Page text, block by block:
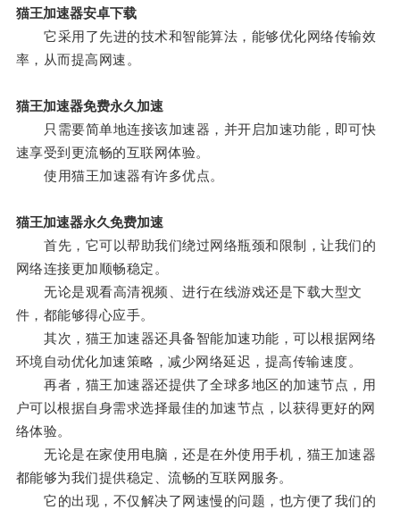
猫王加速器安卓下载
它采用了先进的技术和智能算法，能够优化网络传输效
率，从而提高网速。
猫王加速器免费永久加速
只需要简单地连接该加速器，并开启加速功能，即可快
速享受到更流畅的互联网体验。
使用猫王加速器有许多优点。
猫王加速器永久免费加速
首先，它可以帮助我们绕过网络瓶颈和限制，让我们的
网络连接更加顺畅稳定。
无论是观看高清视频、进行在线游戏还是下载大型文
件，都能够得心应手。
其次，猫王加速器还具备智能加速功能，可以根据网络
环境自动优化加速策略，减少网络延迟，提高传输速度。
再者，猫王加速器还提供了全球多地区的加速节点，用
户可以根据自身需求选择最佳的加速节点，以获得更好的网
络体验。
无论是在家使用电脑，还是在外使用手机，猫王加速器
都能够为我们提供稳定、流畅的互联网服务。
它的出现，不仅解决了网速慢的问题，也方便了我们的